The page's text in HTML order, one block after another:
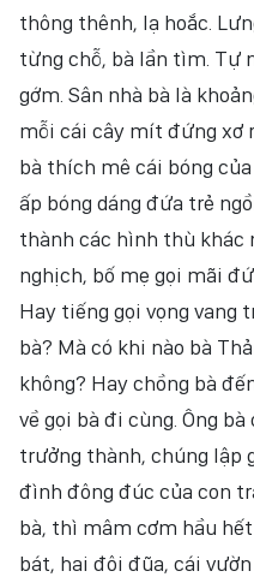
thông thênh, lạ hoắc.
từng chỗ, bà lần tìm. Tự
gớm. Sân nhà bà là
mỗi cái cây mít đứng xơ
bà thích mê cái bóng
ấp bóng dáng đứa trẻ
thành các hình thù khác
nghịch, bố mẹ gọi mãi
Hay tiếng gọi vọng vang
bà? Mà có khi nào bà
không? Hay chồng bà
về gọi bà đi cùng. Ông
trưởng thành, chúng lập
đình đông đúc của con
bà, thì mâm cơm hầu
bát, hai đôi đũa, cái